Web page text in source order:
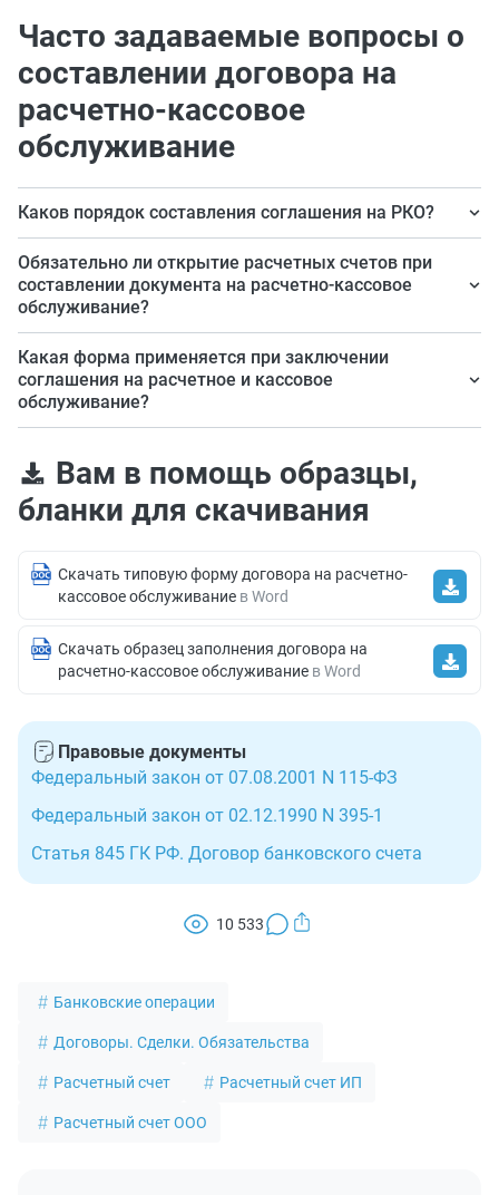
Часто задаваемые вопросы о
составлении договора на
расчетно-кассовое
обслуживание
Каков порядок составления соглашения на РКО?
Прежде всего необходимо обратиться в банк с
заявлением, представить необходимые документы,
подписать договор и получить доступ к услугам
банка.
Обязательно ли открытие расчетных счетов при
составлении документа на расчетно-кассовое
обслуживание?
Законодательство не дает прямого ответа на этот
вопрос. Но, например, без расчетного счета ЮЛ
организации работать не могут, а ИП и
некоммерческим организациям он нужен не всегда, но
полноценно работать без него у них не получится.
Какая форма применяется при заключении
соглашения на расчетное и кассовое
обслуживание?
самостоятельно.
Вам в помощь образцы,
бланки для скачивания
Скачать типовую форму договора на расчетно-
кассовое обслуживание в Word
Скачать образец заполнения договора на
расчетно-кассовое обслуживание в Word
Правовые документы
Федеральный закон от 07.08.2001 N 115-ФЗ
Федеральный закон от 02.12.1990 N 395-1
Статья 845 ГК РФ. Договор банковского счета
10 533
Банковские операции
Договоры. Сделки. Обязательства
Расчетный счет Расчетный счет ИП
Расчетный счет ООО